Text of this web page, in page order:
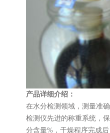
产品详细介绍：
在水分检测领域，测量准
检测仪先进的称重系统，
分含量%，干燥程序完成